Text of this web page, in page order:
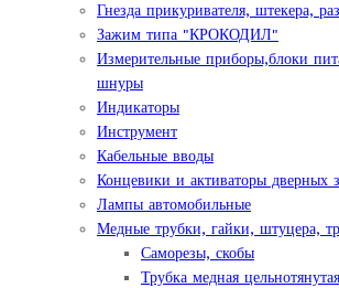
Гнезда прикуривателя, штекера,
Зажим типа "КРОКОДИЛ"
Измерительные приборы,блоки
шнуры
Индикаторы
Инструмент
Кабельные вводы
Концевики и активаторы дверных
Лампы автомобильные
Медные трубки, гайки, штуцера,
Саморезы, скобы
Трубка медная цельнотянутая